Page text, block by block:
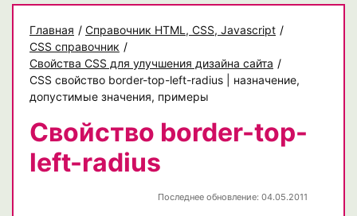
Главная / Cправочник HTML, CSS, Javascript /
CSS справочник /
Свойства CSS для улучшения дизайна сайта /
CSS свойство border-top-left-radius | назначение,
допустимые значения, примеры
Свойство border-top-
left-radius
Последнее обновление: 04.05.2011